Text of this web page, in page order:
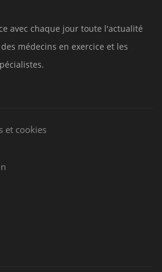
avec chaque jour toute l'actualité
médecins en exercice et les
et cookies